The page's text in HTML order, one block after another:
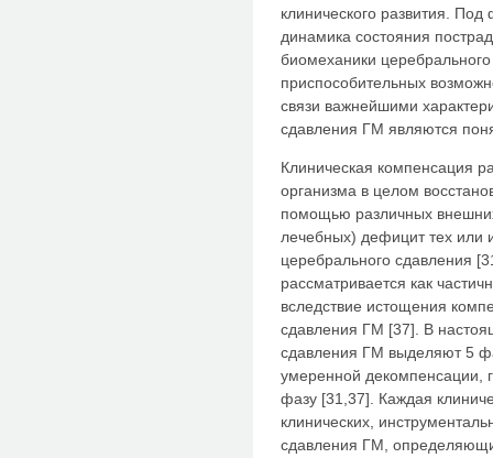
клинического развития.
динамика состояния
биомеханики
приспособительных
связи важнейшими
сдавления ГМ являются
Клиническая компенсация
организма в целом
помощью различных
лечебных) дефицит тех или
церебрального сдавления
рассматривается как
вследствие истощения
сдавления ГМ [37]. В
сдавления ГМ выделяют 5
умеренной декомпенсации,
фазу [31,37]. Каждая
клинических,
сдавления ГМ,